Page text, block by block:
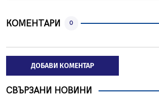
КОМЕНТАРИ 0
ДОБАВИ КОМЕНТАР
СВЪРЗАНИ НОВИНИ